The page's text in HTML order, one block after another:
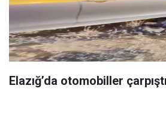
Elazığ’da otomobiller